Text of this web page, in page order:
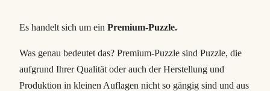
Es handelt sich um ein Premium-Puzzle.
Was genau bedeutet das? Premium-Puzzle sind Puzzle, die
aufgrund Ihrer Qualität oder auch der Herstellung und
Produktion in kleinen Auflagen nicht so gängig sind und aus